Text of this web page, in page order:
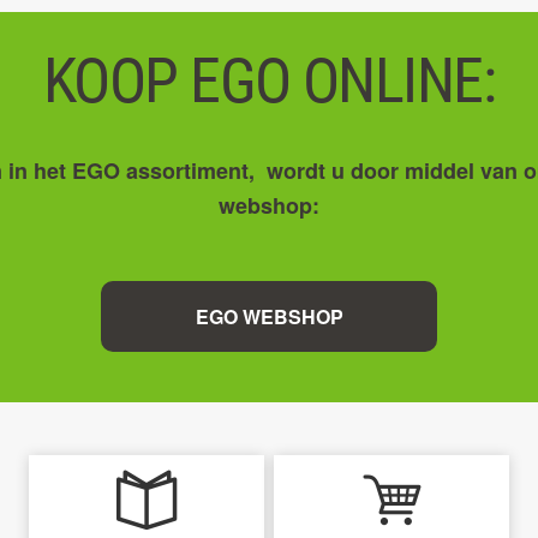
KOOP EGO ONLINE:
het EGO assortiment, wordt u door middel van
webshop:
EGO WEBSHOP